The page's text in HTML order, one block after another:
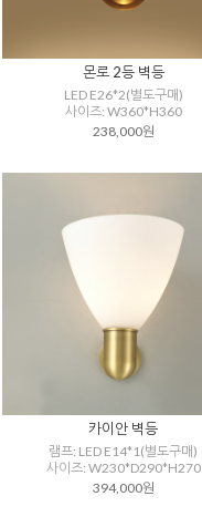
몬로 2등 벽등
LED E26*2(별도구매)
사이즈: W360*H360
238,000원
카이안 벽등
램프: LED E14*1(별도구매)
사이즈: W230*D290*H270
394,000원